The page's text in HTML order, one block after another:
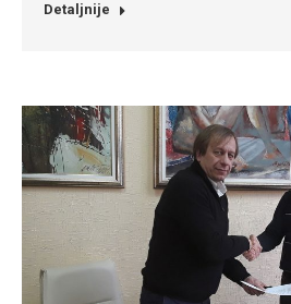
Detaljnije